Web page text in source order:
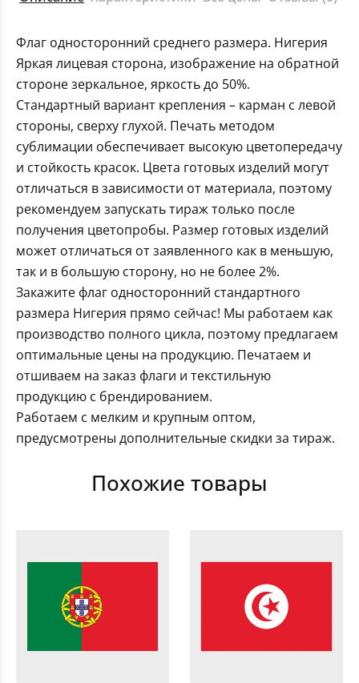
Флаг односторонний среднего размера. Нигерия
Яркая лицевая сторона, изображение на обратной
стороне зеркальное, яркость до 50%.
Стандартный вариант крепления – карман с левой
стороны, сверху глухой. Печать методом
сублимации обеспечивает высокую цветопередачу
и стойкость красок. Цвета готовых изделий могут
отличаться в зависимости от материала, поэтому
рекомендуем запускать тираж только после
получения цветопробы. Размер готовых изделий
может отличаться от заявленного как в меньшую,
так и в большую сторону, но не более 2%.
Закажите флаг односторонний стандартного
размера Нигерия прямо сейчас! Мы работаем как
производство полного цикла, поэтому предлагаем
оптимальные цены на продукцию. Печатаем и
отшиваем на заказ флаги и текстильную
продукцию с брендированием.
Работаем с мелким и крупным оптом,
предусмотрены дополнительные скидки за тираж.
Похожие товары